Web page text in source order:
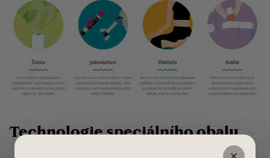
Technologie speciálního obalu